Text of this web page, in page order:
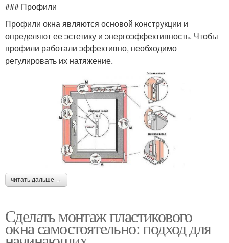
### Профили
Профили окна являются основой конструкции и
определяют ее эстетику и энергоэффективность. Чтобы
профили работали эффективно, необходимо
регулировать их натяжение.
читать дальше →
Сделать монтаж пластикового
окна самостоятельно: подход для